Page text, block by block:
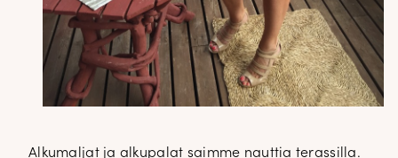
Alkumaljat ja alkupalat saimme nauttia terassilla.